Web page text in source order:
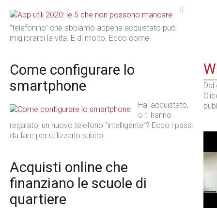
“telefonino” che abbiamo appena acquistato può
migliorarci la vita. E di molto. Ecco come.
Come configurare lo
smartphone
Hai acquistato,
o ti hanno
regalato, un nuovo telefono “intelligente”? Ecco i passi
da fare per utilizzarlo subito.
Acquisti online che
finanziano le scuole di
quartiere